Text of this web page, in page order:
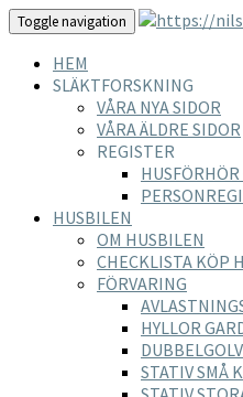
Toggle navigation
HEM
SLÄKTFORSKNING
VÅRA NYA SIDOR
VÅRA ÄLDRE SIDOR
REGISTER
HUSBILEN
OM HUSBILEN
CHECKLISTA KÖP
FÖRVARING
HYLLOR
STATIV SMÅ